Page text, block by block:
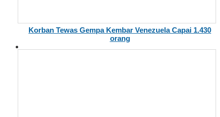
Korban Tewas Gempa Kembar Venezuela Capai 1.430
orang